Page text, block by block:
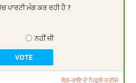
ਪਾਰਟੀ ਮੰਗ ਕਰ ਰਹੀ ਹੈ ?
ਨਹੀਂ ਜੀ
ਲੋਕ-ਰਾਇ ਦੇ ਪਿਛਲੇ ਨਤੀਜੇ